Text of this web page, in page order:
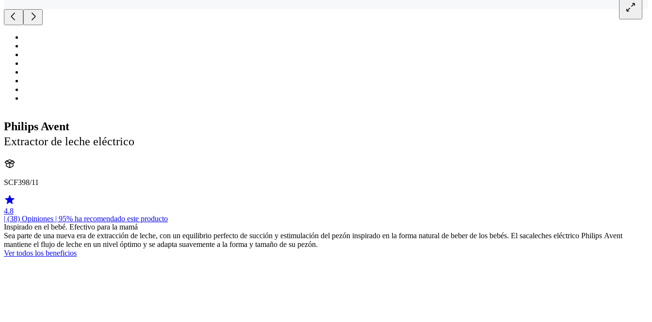
Philips Avent
Extractor de leche eléctrico
SCF398/11
4.8
| (38) Opiniones | 95% ha recomendado este producto
Inspirado en el bebé. Efectivo para la mamá
Sea parte de una nueva era de extracción de leche, con un equilibrio perfecto de succión y estimulación del pezón inspirado en la forma natural de beber de los bebés. El sacaleches eléctrico Philips Avent
mantiene el flujo de leche en un nivel óptimo y se adapta suavemente a la forma y tamaño de su pezón.
Ver todos los beneficios